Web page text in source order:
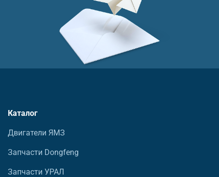
Каталог
Двигатели ЯМЗ
Запчасти Dongfeng
Запчасти УРАЛ